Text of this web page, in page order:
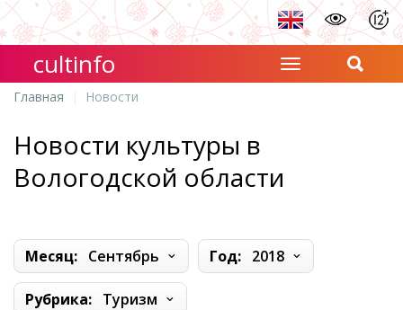
cultinfo
Главная Новости
Новости культуры в
Вологодской области
Месяц: Сентябрь Год: 2018
Рубрика: Туризм